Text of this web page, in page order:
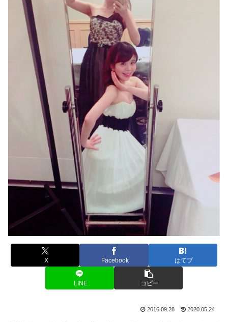
X Facebook はてブ
LINE コピー
2016.09.28 2020.05.24